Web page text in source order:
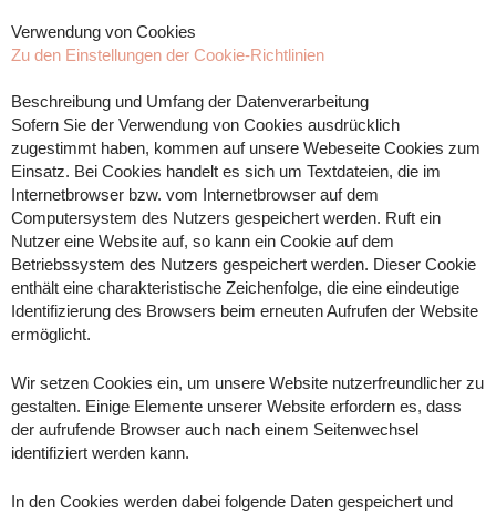
Verwendung von Cookies
Zu den Einstellungen der Cookie-Richtlinien
Beschreibung und Umfang der Datenverarbeitung
Sofern Sie der Verwendung von Cookies ausdrücklich
zugestimmt haben, kommen auf unsere Webeseite Cookies zum
Einsatz. Bei Cookies handelt es sich um Textdateien, die im
Internetbrowser bzw. vom Internetbrowser auf dem
Computersystem des Nutzers gespeichert werden. Ruft ein
Nutzer eine Website auf, so kann ein Cookie auf dem
Betriebssystem des Nutzers gespeichert werden. Dieser Cookie
enthält eine charakteristische Zeichenfolge, die eine eindeutige
Identifizierung des Browsers beim erneuten Aufrufen der Website
ermöglicht.
Wir setzen Cookies ein, um unsere Website nutzerfreundlicher zu
gestalten. Einige Elemente unserer Website erfordern es, dass
der aufrufende Browser auch nach einem Seitenwechsel
identifiziert werden kann.
In den Cookies werden dabei folgende Daten gespeichert und